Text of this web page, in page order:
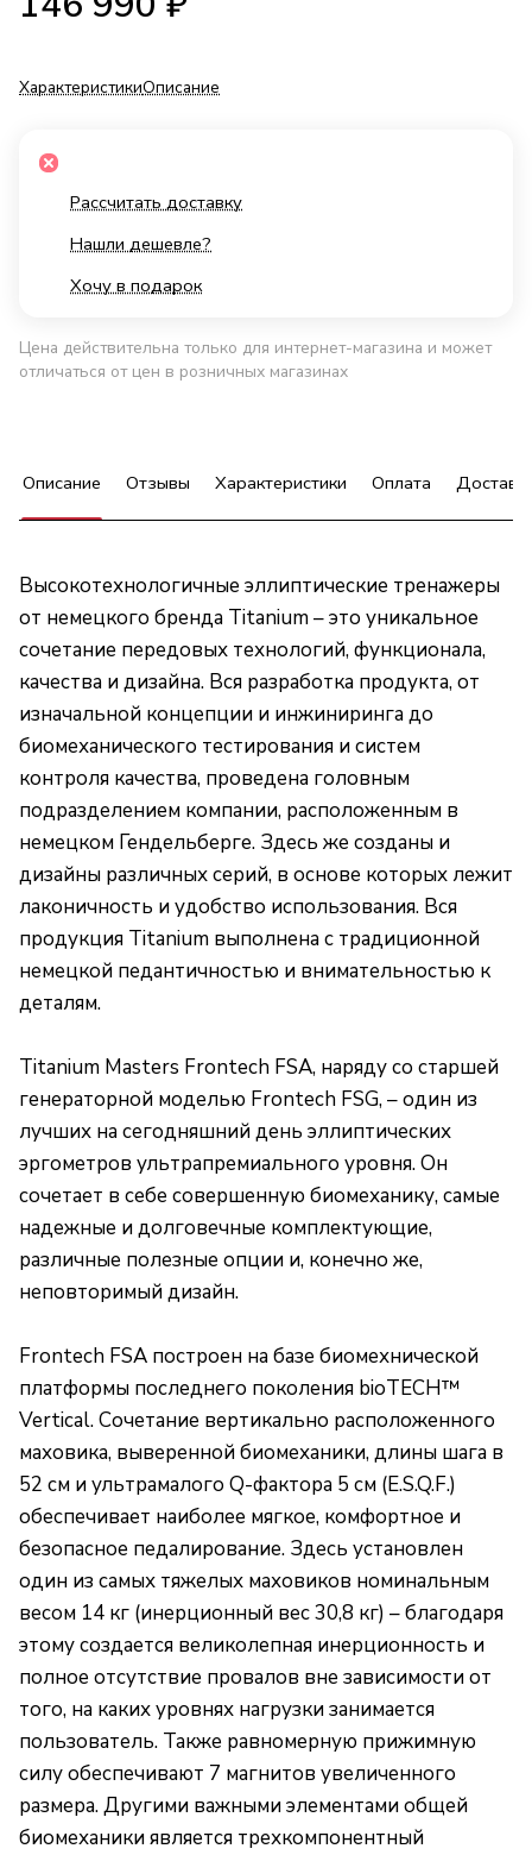
ХарактеристикиОписание
Рассчитать доставку
Нашли дешевле?
Хочу в подарок
Цена действительна только для интернет-магазина и может
отличаться от цен в розничных магазинах
Описание Отзывы Характеристики Оплата
Высокотехнологичные эллиптические тренажеры
от немецкого бренда Titanium – это уникальное
сочетание передовых технологий, функционала,
качества и дизайна. Вся разработка продукта, от
изначальной концепции и инжиниринга до
биомеханического тестирования и систем
контроля качества, проведена головным
подразделением компании, расположенным в
немецком Гендельберге. Здесь же созданы и
дизайны различных серий, в основе которых лежит
лаконичность и удобство использования. Вся
продукция Titanium выполнена с традиционной
немецкой педантичностью и внимательностью к
деталям.
Titanium Masters Frontech FSA, наряду со старшей
генераторной моделью Frontech FSG, – один из
лучших на сегодняшний день эллиптических
эргометров ультрапремиального уровня. Он
сочетает в себе совершенную биомеханику, самые
надежные и долговечные комплектующие,
различные полезные опции и, конечно же,
неповторимый дизайн.
Frontech FSA построен на базе биомехнической
платформы последнего поколения bioTECH™
Vertical. Сочетание вертикально расположенного
маховика, выверенной биомеханики, длины шага в
52 см и ультрамалого Q-фактора 5 см (E.S.Q.F.)
обеспечивает наиболее мягкое, комфортное и
безопасное педалирование. Здесь установлен
один из самых тяжелых маховиков номинальным
весом 14 кг (инерционный вес 30,8 кг) – благодаря
этому создается великолепная инерционность и
полное отсутствие провалов вне зависимости от
того, на каких уровнях нагрузки занимается
пользователь. Также равномерную прижимную
силу обеспечивают 7 магнитов увеличенного
размера. Другими важными элементами общей
биомеханики является трехкомпонентный